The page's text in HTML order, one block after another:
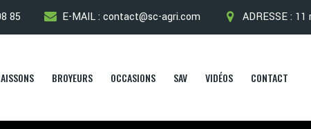
85 E-MAIL : contact@sc-agri.com ADRESSE :
BROYEURS OCCASIONS SAV VIDÉOS CONTACT